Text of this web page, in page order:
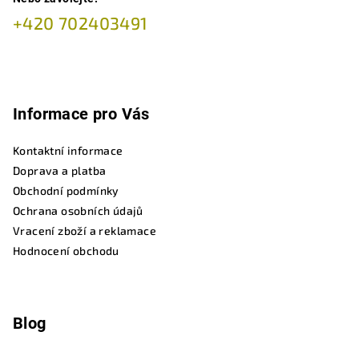
+420 702403491
Informace pro Vás
Kontaktní informace
Doprava a platba
Obchodní podmínky
Ochrana osobních údajů
Vracení zboží a reklamace
Hodnocení obchodu
Blog